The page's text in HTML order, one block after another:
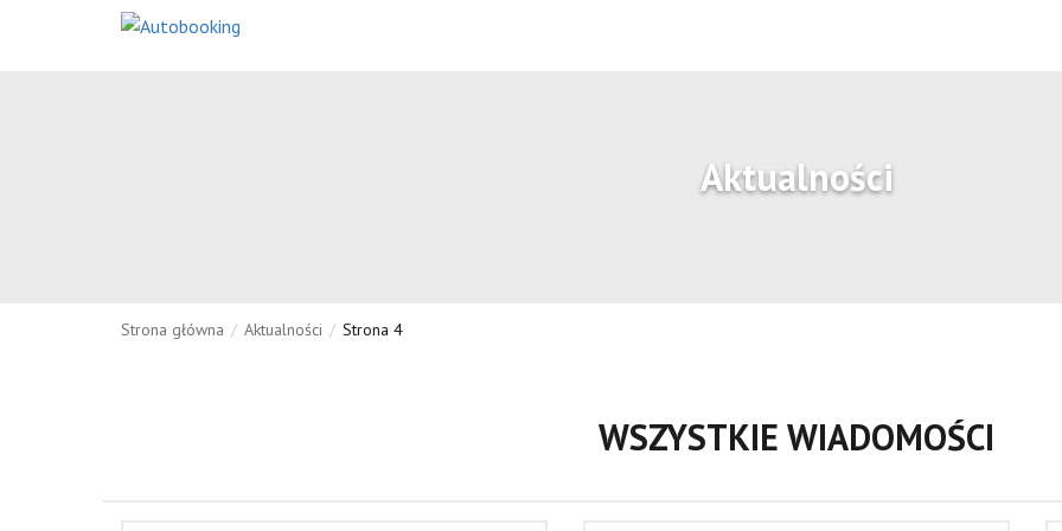
Aktualności
Strona główna / Aktualności / Strona 4
WSZYSTKIE WIADOMOŚCI